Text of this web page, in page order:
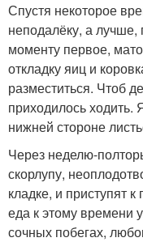
Спустя некоторое
неподалёку, а лучше,
моменту первое,
откладку яиц и
разместиться. Чтоб
приходилось ходить.
нижней стороне
Через неделю-
скорлупу,
кладке, и приступят
еда к этому времени
сочных побегах,